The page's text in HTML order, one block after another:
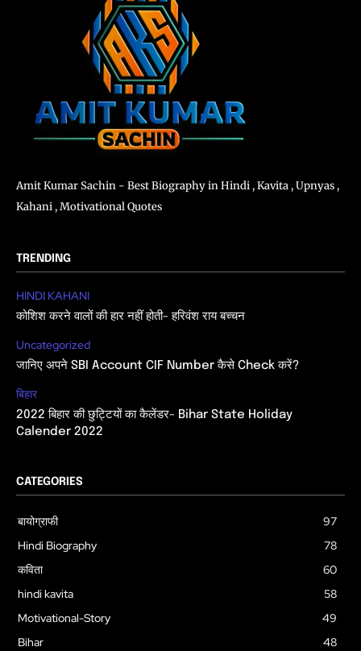
Amit Kumar Sachin - Best Biography in Hindi , Kavita , Upnyas ,
Kahani , Motivational Quotes
TRENDING
HINDI KAHANI
कोशिश करने वालों की हार नहीं होती- हरिवंश राय बच्चन
Uncategorized
जानिए अपने SBI Account CIF Number कैसे Check करें?
बिहार
2022 बिहार की छुट्टियों का कैलेंडर- Bihar State Holiday
Calender 2022
CATEGORIES
बायोग्राफी
97
Hindi Biography
78
कविता
60
hindi kavita
58
Motivational-Story
49
Bihar
48